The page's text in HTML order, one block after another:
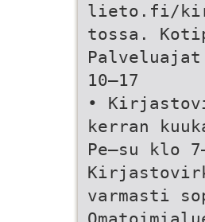
lieto.fi/
tossa.
10–17
•
kerran
Pe–su klo
varmasti